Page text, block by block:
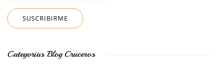
Categorías Blog Cruceros